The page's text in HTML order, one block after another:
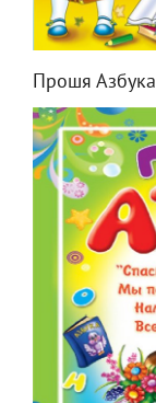
Прошя Азбука